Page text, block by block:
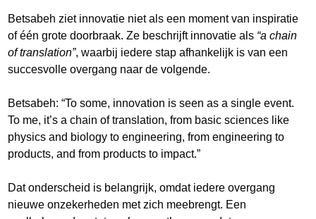
Betsabeh ziet innovatie niet als een moment van inspiratie
of één grote doorbraak. Ze beschrijft innovatie als “a chain
of translation”, waarbij iedere stap afhankelijk is van een
succesvolle overgang naar de volgende.
Betsabeh: “To some, innovation is seen as a single event.
To me, it’s a chain of translation, from basic sciences like
physics and biology to engineering, from engineering to
products, and from products to impact.”
Dat onderscheid is belangrijk, omdat iedere overgang
nieuwe onzekerheden met zich meebrengt. Een